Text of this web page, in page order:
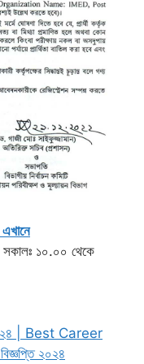
সকালঃ ১০.০০ থেকে
২০২৪ | Best Career
২০২৪